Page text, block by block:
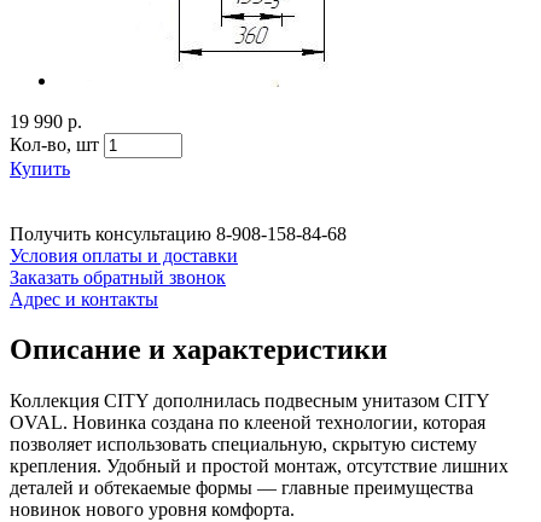
19 990 р.
Кол-во, шт
Купить
Получить консультацию 8-908-158-84-68
Условия оплаты и доставки
Заказать обратный звонок
Адрес и контакты
Описание и характеристики
Коллекция CITY дополнилась подвесным унитазом CITY
OVAL. Новинка создана по клееной технологии, которая
позволяет использовать специальную, скрытую систему
крепления. Удобный и простой монтаж, отсутствие лишних
деталей и обтекаемые формы — главные преимущества
новинок нового уровня комфорта.